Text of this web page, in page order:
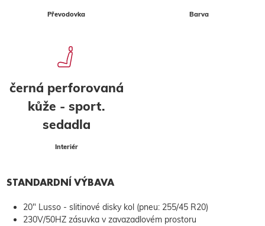
Převodovka Barva
černá perforovaná
kůže - sport.
sedadla
Interiér
STANDARDNÍ VÝBAVA
20" Lusso - slitinové disky kol (pneu: 255/45 R20)
230V/50HZ zásuvka v zavazadlovém prostoru